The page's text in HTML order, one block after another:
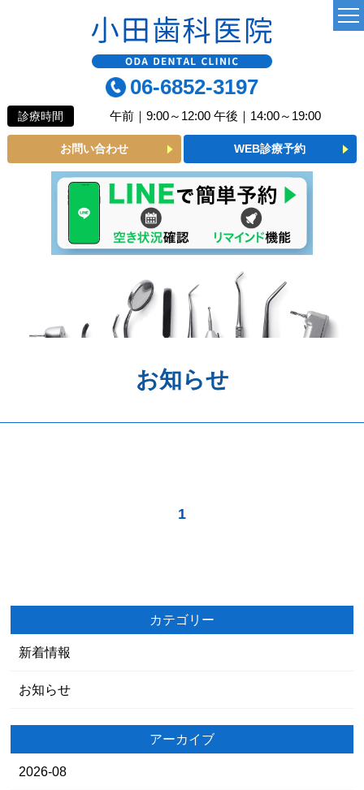
06-6852-3197
診療時間 午前｜9:00～12:00 午後｜14:00～19:00
お問い合わせ WEB診療予約
よくあるご質問
診療MENU
一般歯科
小児歯科
ホワイトニング
お知らせ
1
カテゴリー
新着情報
お知らせ
アーカイブ
2026-08